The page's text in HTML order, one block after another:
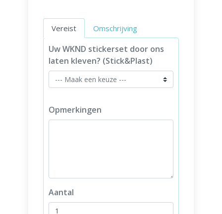
Vereist Omschrijving
Uw WKND stickerset door ons
laten kleven? (Stick&Plast)
Opmerkingen
Aantal